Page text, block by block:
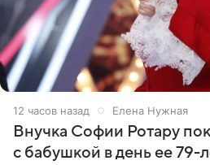
12 часов назад Елена Нужная
Внучка Софии Ротару
с бабушкой в день ее 79-